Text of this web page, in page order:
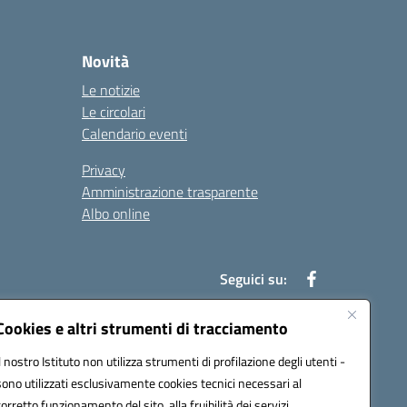
e altri strumenti di tracciamento
nostro Istituto non utilizza strumenti di profilazione degli utenti -
utilizzati esclusivamente cookies tecnici necessari al
Novità
Le notizie
Le circolari
Calendario eventi
Privacy
Amministrazione trasparente
Albo online
Seguici su: